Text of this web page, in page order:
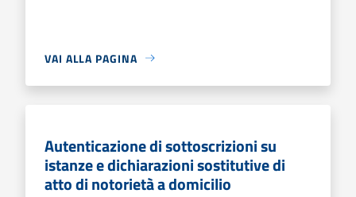
VAI ALLA PAGINA
Autenticazione di sottoscrizioni su
istanze e dichiarazioni sostitutive di
atto di notorietà a domicilio